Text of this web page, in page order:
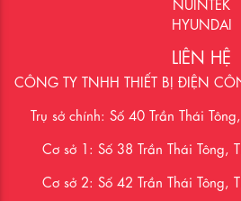
HYUNDAI
LIÊN HỆ
CÔNG TY TNHH THIẾT BỊ ĐIỆN
Trụ sở chính: Số 40 Trần Thái
Cơ sở 1: Số 38 Trần Thái Tông,
Cơ sở 2: Số 42 Trần Thái Tông,